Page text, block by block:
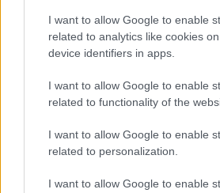
I want to allow Google to enable
related to analytics like cookies
device identifiers in apps.
I want to allow Google to enable
related to functionality of the
I want to allow Google to enable
related to personalization.
I want to allow Google to enable
A cikk folytatását itt
Forrás:Fővárosi blog